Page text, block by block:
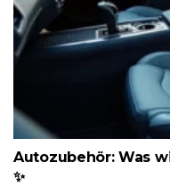
Autozubehör: Was
✨